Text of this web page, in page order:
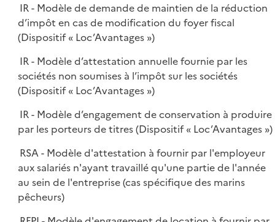
IR - Modèle de demande de maintien de la réduction
d’impôt en cas de modification du foyer fiscal
(Dispositif « Loc’Avantages »)
IR - Modèle d’attestation annuelle fournie par les
sociétés non soumises à l’impôt sur les sociétés
(Dispositif « Loc’Avantages »)
IR - Modèle d’engagement de conservation à produire
par les porteurs de titres (Dispositif « Loc’Avantages »)
RSA - Modèle d'attestation à fournir par l'employeur
aux salariés n'ayant travaillé qu'une partie de l'année
au sein de l'entreprise (cas spécifique des marins
pêcheurs)